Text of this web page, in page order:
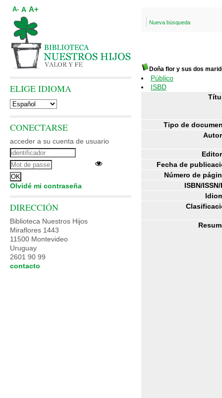
Nueva búsqueda
Doña flor y sus dos
Público
ISBD
Tipo de
Fecha de
Número de
ISBN/
A- A A+
ELIGE IDIOMA
CONECTARSE
acceder a su cuenta de usuario
Olvidé mi contraseña
DIRECCIÓN
Biblioteca Nuestros Hijos
Miraflores 1443
11500 Montevideo
Uruguay
2601 90 99
contacto